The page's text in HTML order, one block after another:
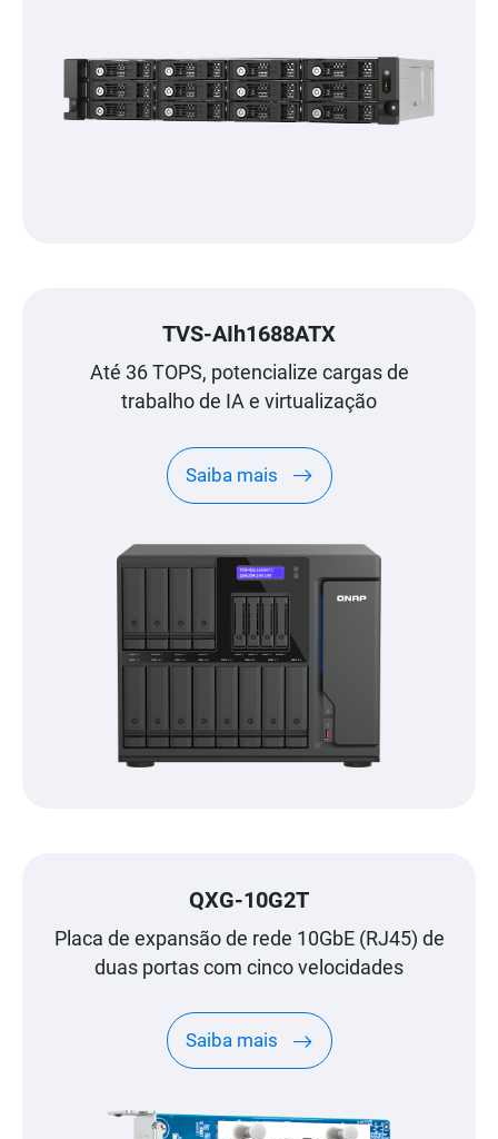
TVS-AIh1688ATX
Até 36 TOPS, potencialize cargas de
trabalho de IA e virtualização
Saiba mais
QXG-10G2T
Placa de expansão de rede 10GbE (RJ45) de
duas portas com cinco velocidades
Saiba mais